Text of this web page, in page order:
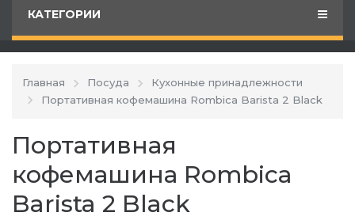
КАТЕГОРИИ
Главная Посуда
Кухонные принадлежности
Портативная кофемашина Rombica Barista 2 Black
Портативная
кофемашина Rombica
Barista 2 Black